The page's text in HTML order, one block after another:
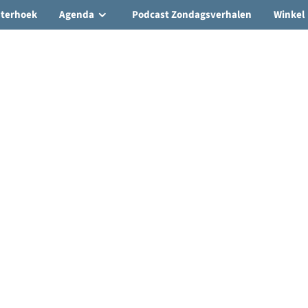
Agenda Podcast Zondagsverhalen Winkel